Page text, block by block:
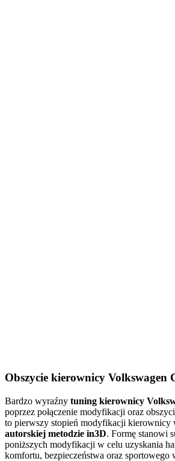
Obszycie kierownicy Volkswagen
Bardzo wyraźny tuning kierownicy
poprzez połączenie modyfikacji oraz
to pierwszy stopień modyfikacji kierownicy
autorskiej metodzie in3D. Formę stanowi
poniższych modyfikacji w celu uzyskania
komfortu, bezpieczeństwa oraz sportowego